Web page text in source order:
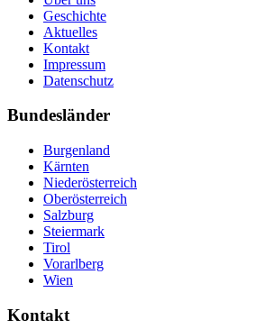
Geschichte
Aktuelles
Kontakt
Impressum
Datenschutz
Bundesländer
Burgenland
Kärnten
Niederösterreich
Oberösterreich
Salzburg
Steiermark
Tirol
Vorarlberg
Wien
Kontakt